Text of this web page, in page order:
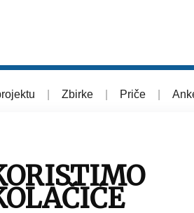
Zbirke Priče